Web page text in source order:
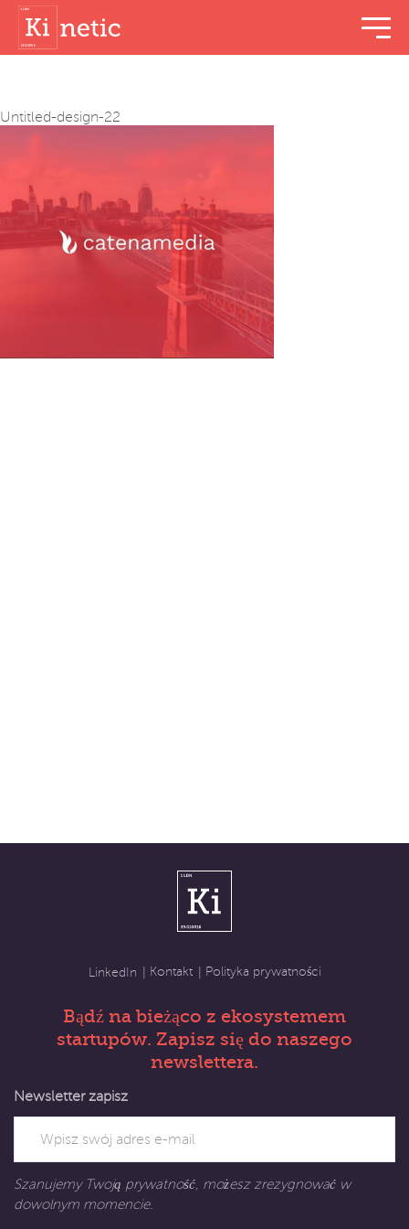
menu
Untitled-design-22
LinkedIn Kontakt Polityka prywatności
Bądź na bieżąco z ekosystemem
startupów. Zapisz się do naszego
newslettera.
Newsletter zapisz
Szanujemy Twoją prywatność, możesz zrezygnować w
dowolnym momencie.